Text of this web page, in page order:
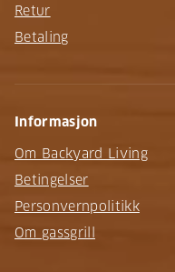
Retur
Betaling
Informasjon
Om Backyard Living
Betingelser
Personvernpolitikk
Om gassgrill